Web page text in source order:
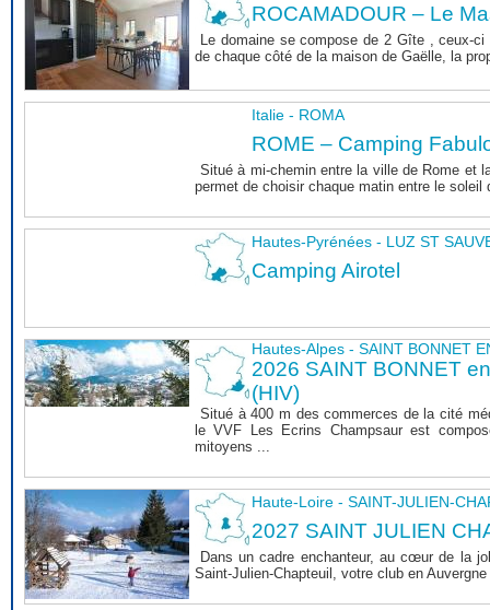
ROCAMADOUR – Le
Le domaine se compose de 2 Gîte , ceux-
de chaque côté de la maison de Gaëlle, la
Italie - ROMA
ROME – Camping
Situé à mi-chemin entre la ville de Rome et
permet de choisir chaque matin entre le soleil
Hautes-Pyrénées - LUZ ST
Camping Airotel
Hautes-Alpes - SAINT BONNET
2026 SAINT BONNET
(HIV)
Situé à 400 m des commerces de la cité
le VVF Les Ecrins Champsaur est
mitoyens ...
Haute-Loire - SAINT-JULIEN-
2027 SAINT JULIEN
Dans un cadre enchanteur, au cœur de la
Saint-Julien-Chapteuil, votre club en